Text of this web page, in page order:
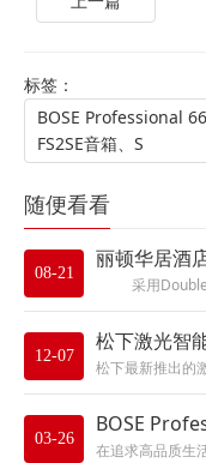
标签：
BOSE Professional
FS2SE音箱、S
随便看看
08-21
丽顿华居酒
12-07
松下激光智
03-26
BOSE